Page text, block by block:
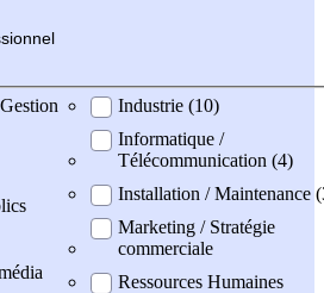
Industrie (10)
Informatique /
Télécommunication (4)
Installation / Maintenance
Marketing / Stratégie
commerciale
Ressources Humaines